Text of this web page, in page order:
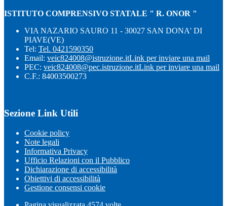
ISTITUTO COMPRENSIVO STATALE " R. ONOR "
VIA NAZARIO SAURO 11 - 30027 SAN DONA' DI
PIAVE(VE)
Tel: Tel. 0421590350
Email: veic824008@istruzione.itLink per inviare una mail
PEC: veic824008@pec.istruzione.itLink per inviare una mail
C.F.: 84003500273
Sezione Link Utili
Cookie policy
Note legali
Informativa Privacy
Ufficio Relazioni con il Pubblico
Dichiarazione di accessibilità
Obiettivi di accessibilità
Gestione consensi cookie